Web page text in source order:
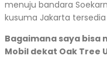
menuju bandara
kusuma Jakarta
Bagaimana saya bisa
Mobil dekat Oak Tree